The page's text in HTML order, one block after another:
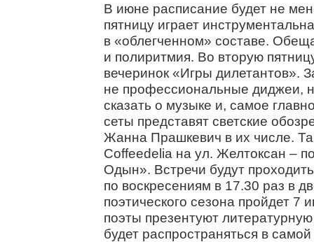
В июне расписание будет не
пятницу играет
в «облегченном» составе.
и полиритмия. Во вторую
вечеринок «Игры дилетантов».
не профессиональные диджеи,
сказать о музыке и, самое
сеты представят светские
Жанна Прашкевич в их числе.
Coffeedelia на ул. Желтоксан –
Одын». Встречи будут
по воскресениям в 17.30 раз в
поэтического сезона пройдет 7
поэты презентуют
будет распространяться в